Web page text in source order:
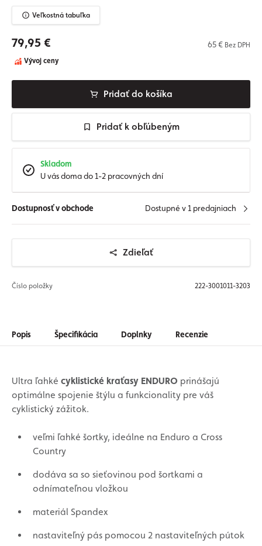
Veľkostná tabuľka
79,95 € 65 € Bez DPH
Vývoj ceny
Pridať do košíka
Pridať k obľúbeným
Skladom
U vás doma do 1-2 pracovných dní
Dostupnosť v obchode Dostupné v 1 predajniach
Zdieľať
Číslo položky 222-3001011-3203
Popis Špecifikácia Doplnky Recenzie
Ultra ľahké cyklistické kraťasy ENDURO prinášajú
optimálne spojenie štýlu a funkcionality pre váš
cyklistický zážitok.
veľmi ľahké šortky, ideálne na Enduro a Cross
Country
dodáva sa so sieťovinou pod šortkami a
odnímateľnou vložkou
materiál Spandex
nastaviteľný pás pomocou 2 nastaviteľných pútok